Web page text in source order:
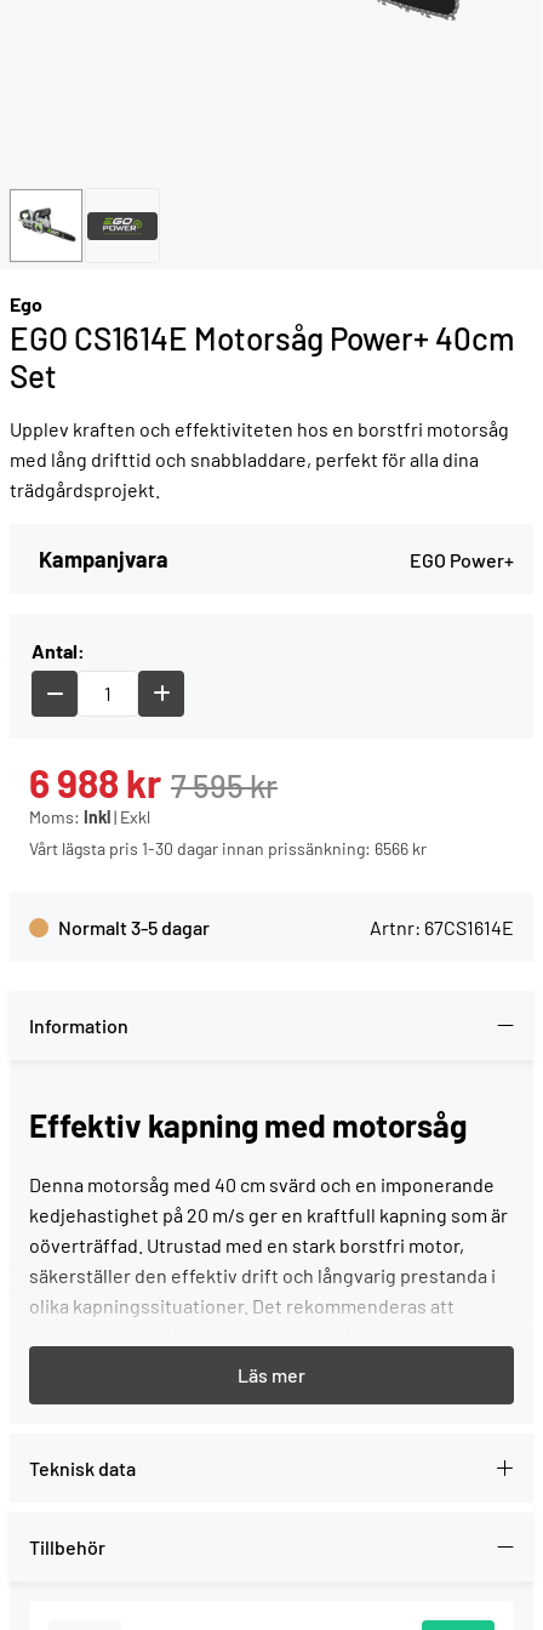
Ego
EGO CS1614E Motorsåg Power+ 40cm
Set
Upplev kraften och effektiviteten hos en borstfri motorsåg
med lång drifttid och snabbladdare, perfekt för alla dina
trädgårdsprojekt.
Kampanjvara EGO Power+
Antal:
7 595kr
6 988 kr
Moms: Inkl| Exkl
Vårt lägsta pris 1-30 dagar innan prissänkning: 6566 kr
Normalt 3-5 dagar Artnr: 67CS1614E
Information
Effektiv kapning med motorsåg
Denna motorsåg med 40 cm svärd och en imponerande
kedjehastighet på 20 m/s ger en kraftfull kapning som är
oöverträffad. Utrustad med en stark borstfri motor,
säkerställer den effektiv drift och långvarig prestanda i
olika kapningssituationer. Det rekommenderas att
prestanda. Det medföljande batteriet erbjuder omkring
300 kapningar på 10x10 cm snitt. Med en snabbladdare får
vilket ger dig mer tid att arbeta.
Teknisk data
Tillbehör